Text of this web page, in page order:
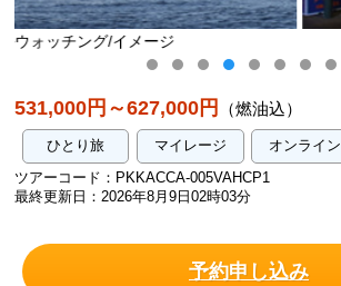
531,000円～627,000円 （燃油込）
ひとり旅 マイレージ
オンライン
ツアーコード：PKKACCA-005VAHCP1
最終更新日：2026年8月9日02時03分
予約申し込み